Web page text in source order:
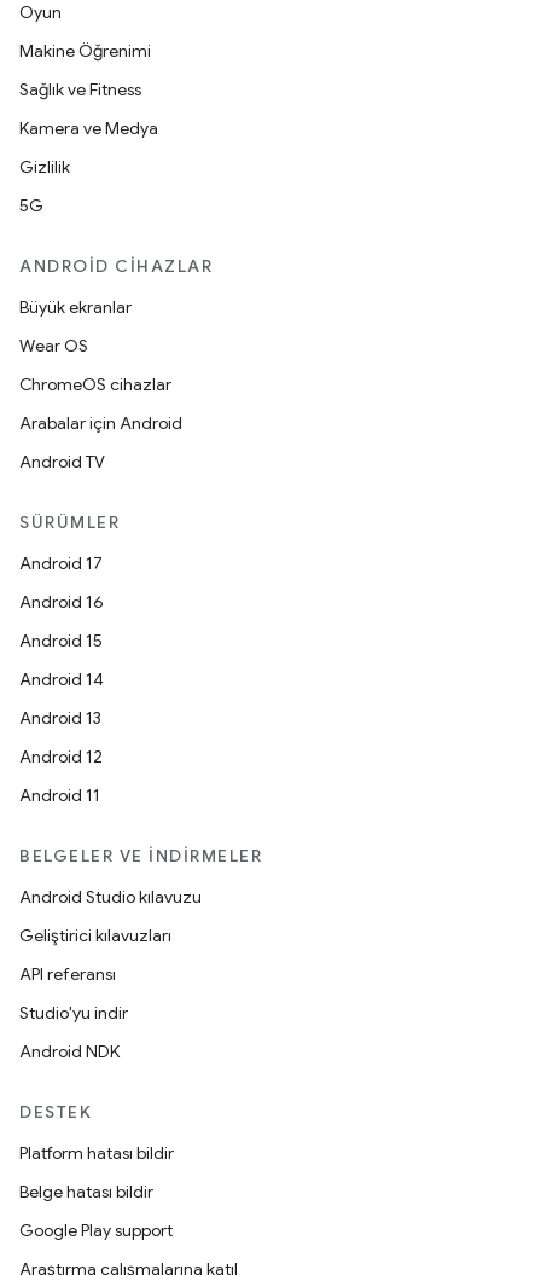
Oyun
Makine Öğrenimi
Sağlık ve Fitness
Kamera ve Medya
Gizlilik
5G
ANDROID CIHAZLAR
Büyük ekranlar
Wear OS
ChromeOS cihazlar
Arabalar için Android
Android TV
SÜRÜMLER
Android 17
Android 16
Android 15
Android 14
Android 13
Android 12
Android 11
BELGELER VE İNDIRMELER
Android Studio kılavuzu
Geliştirici kılavuzları
API referansı
Studio'yu indir
Android NDK
DESTEK
Platform hatası bildir
Belge hatası bildir
Google Play support
Araştırma çalışmalarına katıl